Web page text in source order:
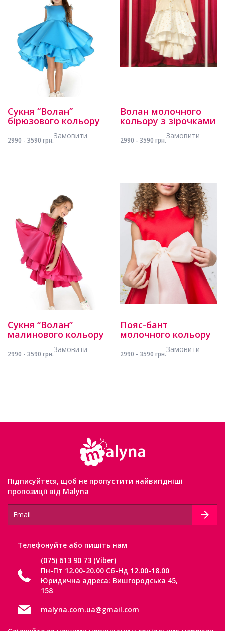
Сукня “Волан”
бірюзового кольору
2990 - 3590 грн.Замовити
Волан молочного
кольору з зірочками
2990 - 3590 грн.Замовити
Сукня “Волан”
малинового кольору
2990 - 3590 грн.Замовити
Пояс-бант
молочного кольору
2990 - 3590 грн.Замовити
Підписуйтеся, щоб не пропустити найвигідніші
пропозиції від Malyna
Телефонуйте або пишіть нам
(075) 613 90 73 (Viber)
Пн-Пт 12.00-20.00 Сб-Нд 12.00-18.00
Юридична адреса: Вишгородська 45,
158
malyna.com.ua@gmail.com